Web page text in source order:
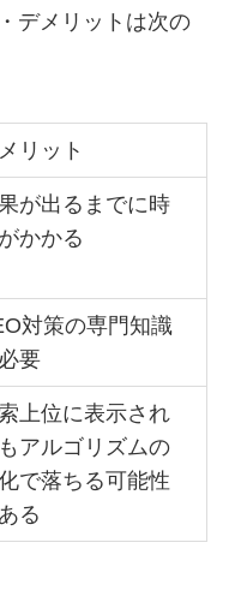
デメリットは次の
リット
が出るまでに時
かかる
対策の専門知識
要
上位に表示され
アルゴリズムの
で落ちる可能性
る